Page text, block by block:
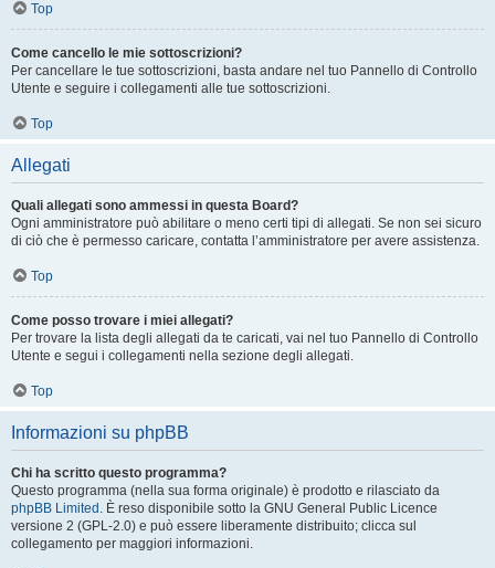
Top
Come cancello le mie sottoscrizioni?
Per cancellare le tue sottoscrizioni, basta andare nel tuo Pannello di Controllo
Utente e seguire i collegamenti alle tue sottoscrizioni.
Top
Allegati
Quali allegati sono ammessi in questa Board?
Ogni amministratore può abilitare o meno certi tipi di allegati. Se non sei sicuro
di ciò che è permesso caricare, contatta l’amministratore per avere assistenza.
Top
Come posso trovare i miei allegati?
Per trovare la lista degli allegati da te caricati, vai nel tuo Pannello di Controllo
Utente e segui i collegamenti nella sezione degli allegati.
Top
Informazioni su phpBB
Chi ha scritto questo programma?
Questo programma (nella sua forma originale) è prodotto e rilasciato da
phpBB Limited . È reso disponibile sotto la GNU General Public Licence
versione 2 (GPL-2.0) e può essere liberamente distribuito; clicca sul
collegamento per maggiori informazioni.